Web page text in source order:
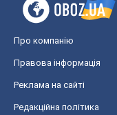
Про компанію
Правова інформація
Реклама на сайті
Редакційна політика